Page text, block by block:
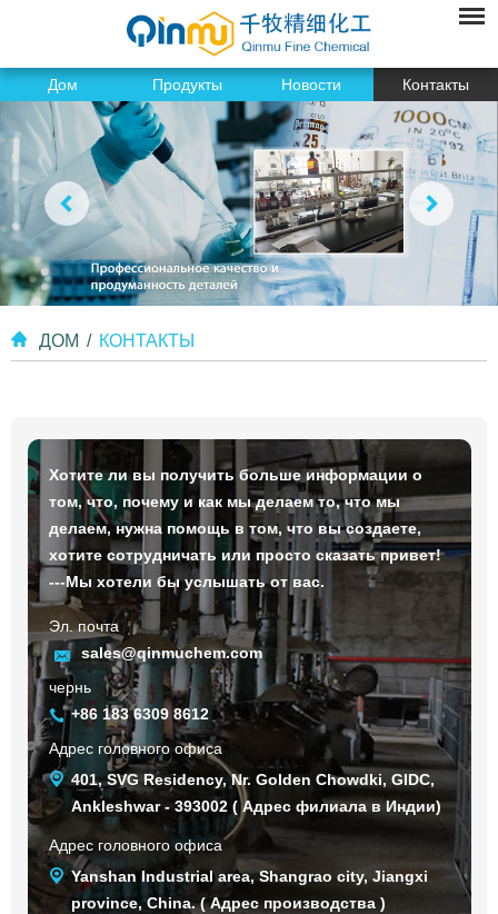
Дом Продукты Новости Контакты
ДОМ / КОНТАКТЫ
Хотите ли вы получить больше информации о
том, что, почему и как мы делаем то, что мы
делаем, нужна помощь в том, что вы создаете,
хотите сотрудничать или просто сказать привет!
---Мы хотели бы услышать от вас.
Эл. почта
sales@qinmuchem.com
чернь
+86 183 6309 8612
Адрес головного офиса
401, SVG Residency, Nr. Golden Chowdki, GIDC,
Ankleshwar - 393002 ( Адрес филиала в Индии)
Адрес головного офиса
Yanshan Industrial area, Shangrao city, Jiangxi
province, China. ( Адрес производства )